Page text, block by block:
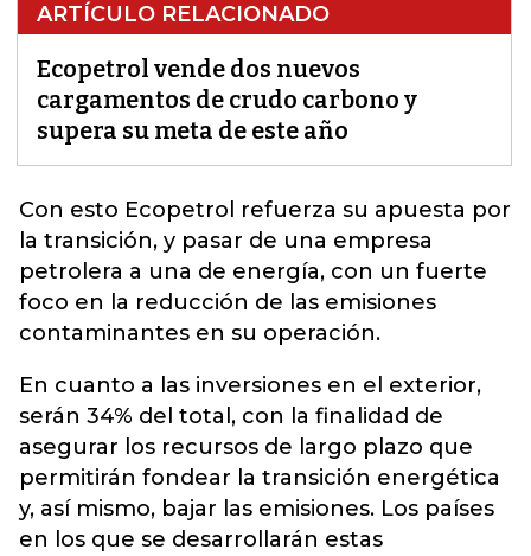
ARTÍCULO RELACIONADO
Ecopetrol vende dos nuevos
cargamentos de crudo carbono y
supera su meta de este año
Con esto Ecopetrol refuerza su apuesta por
la transición, y pasar de una empresa
petrolera a una de energía, con un fuerte
foco en la reducción de las emisiones
contaminantes en su operación.
En cuanto a las inversiones en el exterior,
serán 34% del total, con la finalidad de
asegurar los recursos de largo plazo que
permitirán fondear la transición energética
y, así mismo, bajar las emisiones. Los países
en los que se desarrollarán estas